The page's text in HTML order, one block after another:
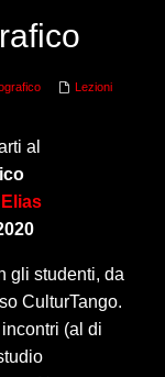
Lezioni
al
gli studenti, da
CulturTango.
(al di